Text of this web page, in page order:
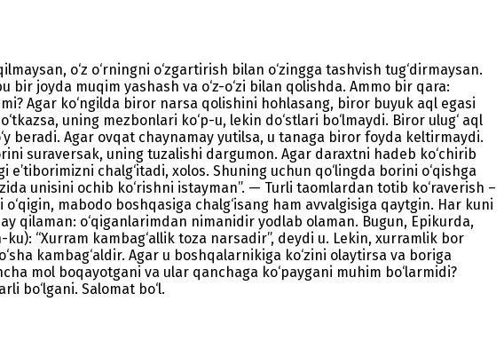
o‘z o‘rningni o‘zgartirish bilan o‘zingga tashvish tug‘dirmaysan.
joyda muqim yashash va o‘z-o‘zi bilan qolishda. Ammo bir qara:
Agar ko‘ngilda biror narsa qolishini hohlasang, biror buyuk aql egasi
uning mezbonlari ko‘p-u, lekin do‘stlari bo‘lmaydi. Biror ulug‘ aql
beradi. Agar ovqat chaynamay yutilsa, u tanaga biror foyda keltirmaydi.
suraversak, uning tuzalishi dargumon. Agar daraxtni hadeb ko‘chirib
chalg‘itadi, xolos. Shuning uchun qo‘lingda borini o‘qishga
unisini ochib ko‘rishni istayman”. — Turli taomlardan totib ko‘raverish –
mabodo boshqasiga chalg‘isang ham avvalgisiga qaytgin. Har kuni
qilaman: o‘qiganlarimdan nimanidir yodlab olaman. Bugun, Epikurda,
“Xurram kambag‘allik toza narsadir”, deydi u. Lekin, xurramlik bor
kambag‘aldir. Agar u boshqalarnikiga ko‘zini olaytirsa va boriga
mol boqayotgani va ular qanchaga ko‘paygani muhim bo‘larmidi?
bo‘lgani. Salomat bo‘l.